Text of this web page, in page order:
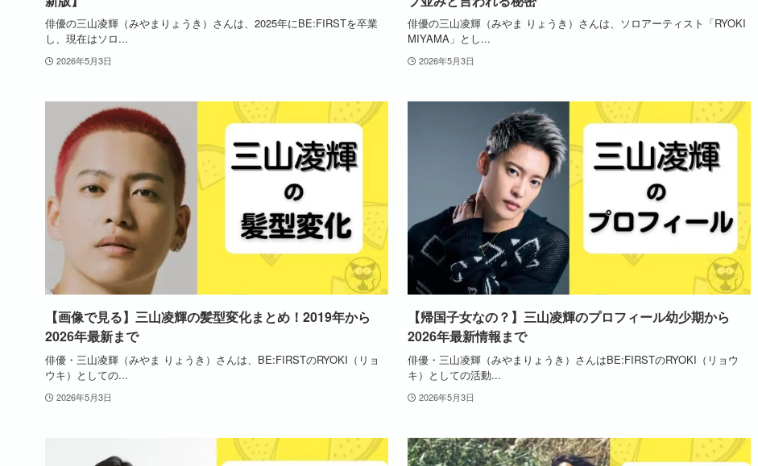
俳優の三山凌輝（みやまりょうき）さんは、2025年にBE:FIRSTを卒業
し、現在はソロ...
2026年5月3日
俳優の三山凌輝（みやま りょうき）さんは、ソロアーティスト「RYOKI
MIYAMA」とし...
2026年5月3日
【画像で見る】三山凌輝の髪型変化まとめ！2019年から
2026年最新まで
俳優・三山凌輝（みやま りょうき）さんは、BE:FIRSTのRYOKI（リョ
ウキ）としての...
2026年5月3日
【帰国子女なの？】三山凌輝のプロフィール幼少期から
2026年最新情報まで
俳優・三山凌輝（みやまりょうき）さんはBE:FIRSTのRYOKI（リョウ
キ）としての活動...
2026年5月3日